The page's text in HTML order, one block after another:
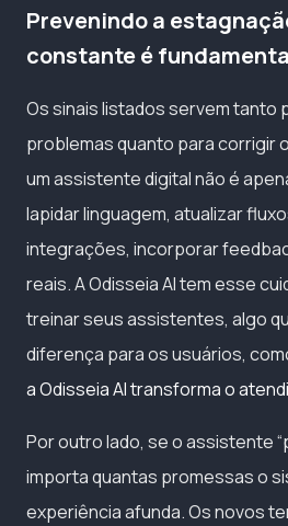
Prevenindo a
constante é
Os sinais listados servem tanto
problemas quanto para corrigir
um assistente digital não é
lapidar linguagem, atualizar
integrações, incorporar
reais. A Odisseia AI tem esse
treinar seus assistentes, algo
diferença para os usuários,
a Odisseia AI transforma o
Por outro lado, se o assistente
importa quantas promessas o
experiência afunda. Os novos